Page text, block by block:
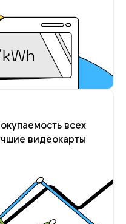
всех
видеокарты